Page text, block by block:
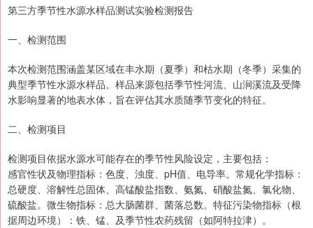
第三方季节性水源水样品测试实验检测报告
一、检测范围
本次检测范围涵盖某区域在丰水期（夏季）和枯水期（冬季）采集的
典型季节性水源水样品。样品来源包括季节性河流、山涧溪流及受降
水影响显著的地表水体，旨在评估其水质随季节变化的特征。
二、检测项目
检测项目依据水源水可能存在的季节性风险设定，主要包括：
感官性状及物理指标：色度、浊度、pH值、电导率。常规化学指标：
总硬度、溶解性总固体、高锰酸盐指数、氨氮、硝酸盐氮、氯化物、
硫酸盐。微生物指标：总大肠菌群、菌落总数。特征污染物指标（根
据周边环境）：铁、锰、及季节性农药残留（如阿特拉津）。